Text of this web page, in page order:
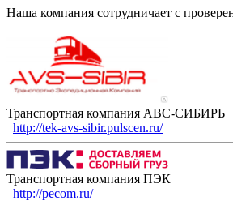
Наша компания сотрудничает с
Транспортная компания АВС-СИБИРЬ
http://tek-avs-sibir.pulscen.ru/
Транспортная компания ПЭК
http://pecom.ru/